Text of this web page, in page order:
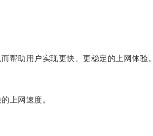
助用户实现更快、更稳定的上网体验。
上网速度。